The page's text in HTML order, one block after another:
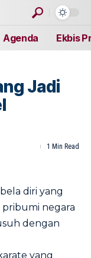
Agenda Ekbis
Jadi
1 Min Read
diri yang
pribumi negara
dengan
yang